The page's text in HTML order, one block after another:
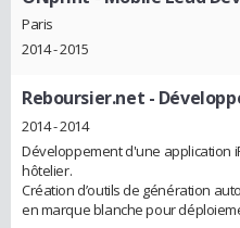
Paris
2014 - 2015
Reboursier.net -
2014 - 2014
Développement d'une application
hôtelier.
Création d’outils de génération
en marque blanche pour